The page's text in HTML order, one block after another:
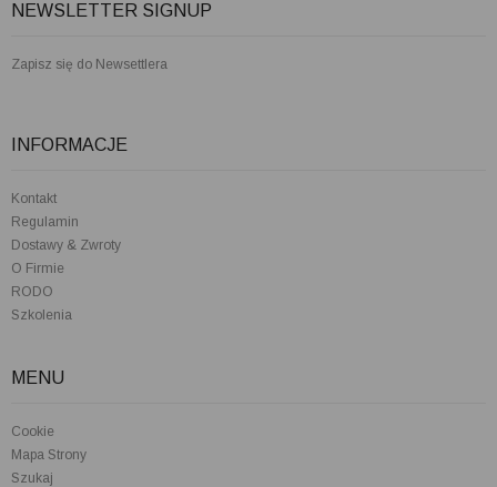
NEWSLETTER SIGNUP
Zapisz się do Newsettlera
INFORMACJE
Kontakt
Regulamin
Dostawy & Zwroty
O Firmie
RODO
Szkolenia
MENU
Cookie
Mapa Strony
Szukaj